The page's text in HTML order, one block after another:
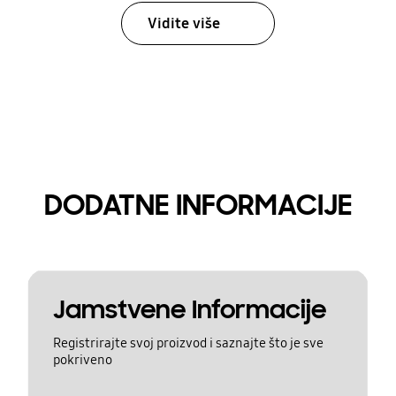
Vidite više
DODATNE INFORMACIJE
Jamstvene Informacije
Registrirajte svoj proizvod i saznajte što je sve
pokriveno